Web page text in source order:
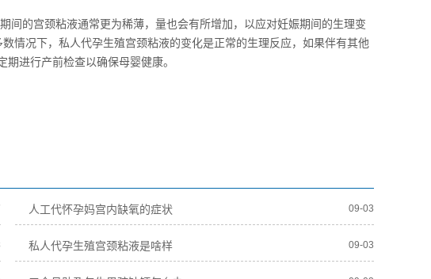
间的宫颈粘液通常更为稀薄，量也会有所增加，以应对妊娠期间的生理变
情况下，私人代孕生殖宫颈粘液的变化是正常的生理反应，如果伴有其他
进行产前检查以确保母婴健康。
人工代怀孕妈宫内缺氧的症状 09-03
私人代孕生殖宫颈粘液是啥样 09-03